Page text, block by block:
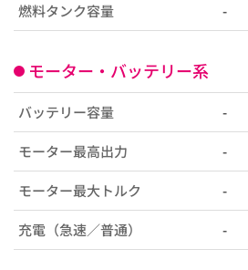
燃料タンク容量 -
モーター・バッテリー系
バッテリー容量 -
モーター最高出力 -
モーター最大トルク -
充電（急速／普通） -